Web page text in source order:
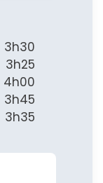
3h30
3h25
4h00
3h45
3h35